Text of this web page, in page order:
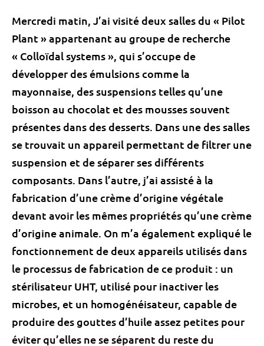
Mercredi matin, J’ai visité deux salles du « Pilot
Plant » appartenant au groupe de recherche
« Colloïdal systems », qui s’occupe de
développer des émulsions comme la
mayonnaise, des suspensions telles qu’une
boisson au chocolat et des mousses souvent
présentes dans des desserts. Dans une des salles
se trouvait un appareil permettant de filtrer une
suspension et de séparer ses différents
composants. Dans l’autre, j’ai assisté à la
fabrication d’une crème d’origine végétale
devant avoir les mêmes propriétés qu’une crème
d’origine animale. On m’a également expliqué le
fonctionnement de deux appareils utilisés dans
le processus de fabrication de ce produit : un
stérilisateur UHT, utilisé pour inactiver les
microbes, et un homogénéisateur, capable de
produire des gouttes d’huile assez petites pour
éviter qu’elles ne se séparent du reste du